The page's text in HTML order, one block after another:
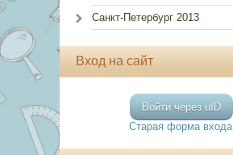
Санкт-Петербург 2013
Вход на сайт
Войти через uID
Старая форма входа